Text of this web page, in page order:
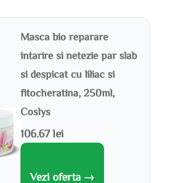
Masca bio reparare
intarire si netezie par slab
si despicat cu liliac si
fitocheratina, 250ml,
Coslys
106.67 lei
Vezi oferta →